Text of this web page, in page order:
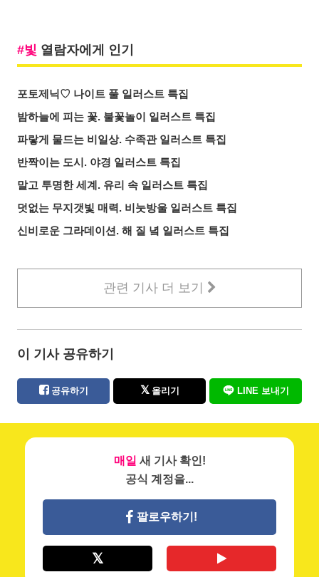
빛 열람자에게 인기
포토제닉♡ 나이트 풀 일러스트 특집
밤하늘에 피는 꽃. 불꽃놀이 일러스트 특집
파랗게 물드는 비일상. 수족관 일러스트 특집
반짝이는 도시. 야경 일러스트 특집
말고 투명한 세계. 유리 속 일러스트 특집
덧없는 무지갯빛 매력. 비눗방울 일러스트 특집
신비로운 그라데이션. 해 질 녘 일러스트 특집
관련 기사 더 보기
이 기사 공유하기
공유하기 올리기 LINE 보내기
매일 새 기사 확인!
공식 계정을...
팔로우하기!